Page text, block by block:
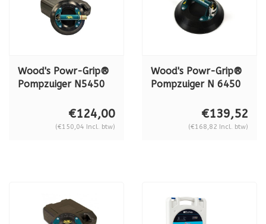
Wood's Powr-Grip®
Pompzuiger N5450
€124,00
(€150,04 Incl. btw)
Wood's Powr-Grip®
Pompzuiger N 6450
€139,52
(€168,82 Incl. btw)